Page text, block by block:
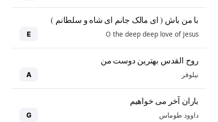
با من باش ( ای مالک جانم ای شاه و سلطانم )
O the deep deep love of Jesus
E
روح القدس بهترین دوست من
نیلوفر A
باران آخر می خواهیم
داوود طوماس G